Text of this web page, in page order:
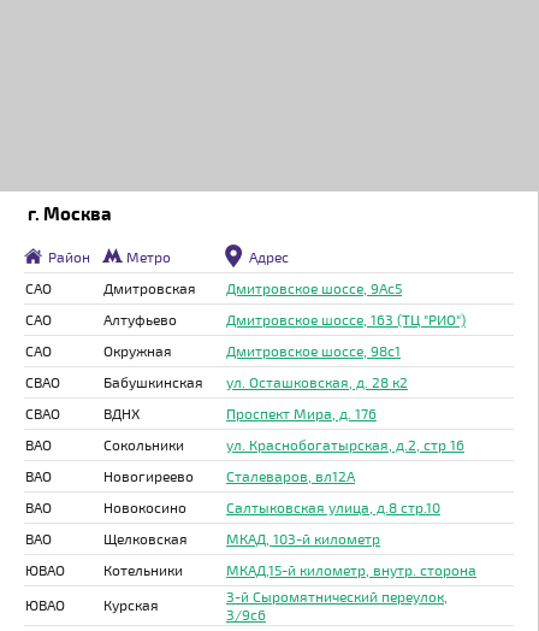
г. Москва
Район Метро
Адрес
САО
Дмитровская
Дмитровское шоссе, 9Ас5
САО
Алтуфьево
Дмитровское шоссе, 163 (ТЦ "РИО")
САО
Окружная
Дмитровское шоссе, 98с1
СВАО
Бабушкинская
ул. Осташковская, д. 28 к2
СВАО
ВДНХ
Проспект Мира, д. 176
ВАО
Сокольники
ул. Краснобогатырская, д.2, стр 16
ВАО
Новогиреево
Сталеваров, вл12А
ВАО
Новокосино
Салтыковская улица, д.8 стр.10
ВАО
Щелковская
МКАД, 103-й километр
ЮВАО
Котельники МКАД,15-й километр, внутр. сторона
ЮВАО Курская
3-й Сыромятнический переулок,
3/9с6